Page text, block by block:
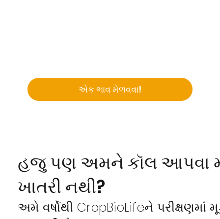
એક ભાવ મેળવવા!
હજુ પણ અમને કૉલ આપવા
ખાતરી નથી?
અમે વર્ષોથી CropBioLifeને પરીક્ષણમાં